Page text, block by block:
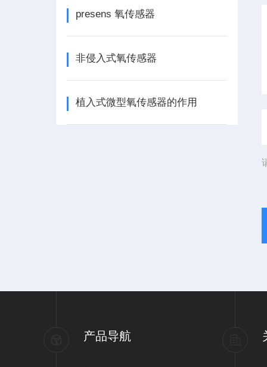
presens 氧传感器
非侵入式氧传感器
植入式微型氧传感器的作用
产品导航